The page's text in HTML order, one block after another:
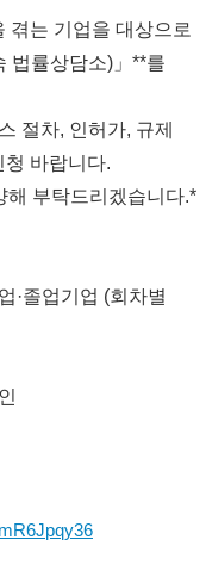
겪는 기업을 대상으로
법률상담소)」**를
절차, 인허가, 규제
바랍니다.
해 부탁드리겠습니다.*
·졸업기업 (회차별